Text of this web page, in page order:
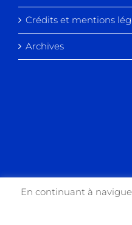
Crédits et mentions
Archives
En continuant à